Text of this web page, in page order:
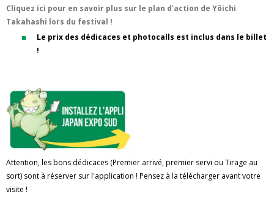
Cliquez ici pour en savoir plus sur le plan d'action de Yôichi
Takahashi lors du festival !
Le prix des dédicaces et photocalls est inclus dans le billet
!
Attention, les bons dédicaces (Premier arrivé, premier servi ou Tirage au
sort) sont à réserver sur l'application ! Pensez à la télécharger avant votre
visite !